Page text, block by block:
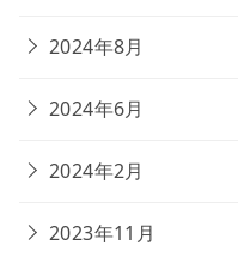
2024年8月
2024年6月
2024年2月
2023年11月